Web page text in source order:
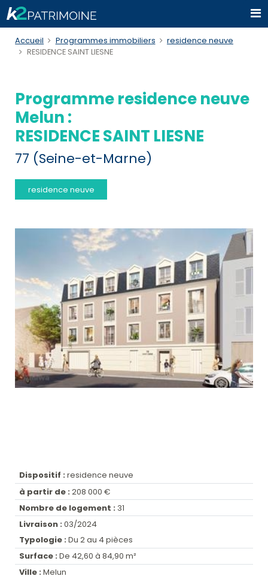
Accueil Programmes immobiliers
residence neuve
RESIDENCE SAINT LIESNE
Programme residence neuve
Melun :
RESIDENCE SAINT LIESNE
77 (Seine-et-Marne)
residence neuve
Dispositif : residence neuve
à partir de : 208 000 €
Nombre de logement : 31
Livraison : 03/2024
Typologie : Du 2 au 4 pièces
Surface : De 42,60 à 84,90 m²
Ville : Melun